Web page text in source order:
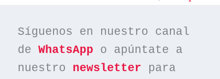
Síguenos en nuestro canal
de WhatsApp o apúntate a
nuestro newsletter para